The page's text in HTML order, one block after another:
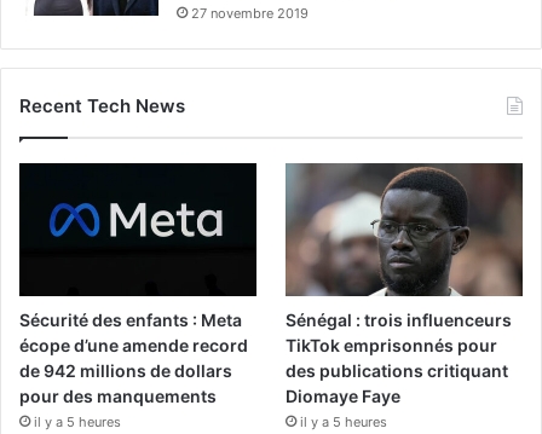
27 novembre 2019
Recent Tech News
Sécurité des enfants : Meta
écope d’une amende record
de 942 millions de dollars
pour des manquements
il y a 5 heures
Sénégal : trois influenceurs
TikTok emprisonnés pour
des publications critiquant
Diomaye Faye
il y a 5 heures